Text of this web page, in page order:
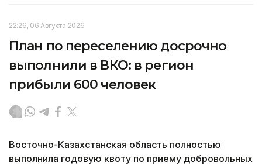
22:26, 06 Августа 2026
План по переселению досрочно
выполнили в ВКО: в регион
прибыли 600 человек
Восточно-Казахстанская область полностью
выполнила годовую квоту по приему добровольных